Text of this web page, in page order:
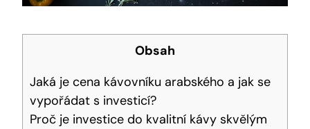
Obsah
Jaká je cena kávovníku arabského a jak se
vypořádat s investicí?
Proč je investice do kvalitní kávy skvělým